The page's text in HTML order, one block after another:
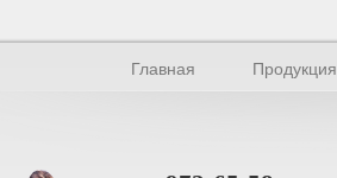
Главная Продукция